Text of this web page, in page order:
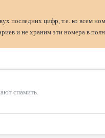
последних цифр, т.е. ко всем
и не храним эти номера в
спамить.